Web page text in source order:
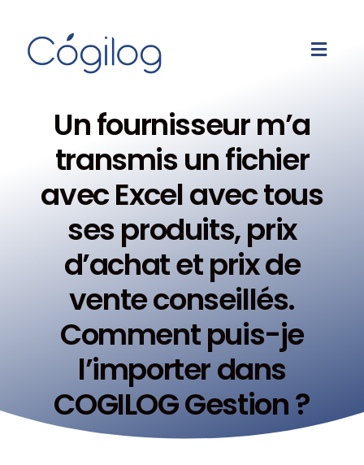
Un fournisseur m’a
transmis un fichier
avec Excel avec tous
ses produits, prix
d’achat et prix de
vente conseillés.
Comment puis-je
l’importer dans
COGILOG Gestion ?